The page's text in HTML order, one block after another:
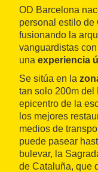
OD Barcelona
personal estilo de
fusionando la
vanguardistas
una experiencia
Se sitúa en la
tan solo 200m del
epicentro de la
los mejores
medios de
puede pasear
bulevar, la
de Cataluña, que